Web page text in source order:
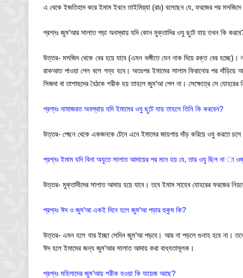
এ থেকে ইজতিহাদ করে ইমাম ইবনে তাইমিয়্যা (রাঃ) বলেছেন যে, ফরজের পর
প্রশ্নঃ জুম’আর সালাত পড়া অবস্থায় যদি কোন মুক্তাদির ওযু ছুটে যায় তখন কি
উত্তর- মসজিদ থেকে বের হয়ে যাবে (এমন ভঙ্গীতে যেন নাক দিয়ে রক্ত বের
রাকআত পাওয়া গেল বলে গন্য হবে। অতঃপর ইমামের সালাম ফিরানোর পর
সিজদা বা তাশাহুদের বৈঠকে শরীক হয় তাহলে জুম’আ পেল না। সেক্ষেত্রে সে
প্রশ্নঃ নামাজরত অবস্থায় যদি ইমামের ওযু ছুটে যায় তাহলে তিনি কি করবেন?
উত্তর- পেছন থেকে একজনকে টেনে এনে ইমামের জায়গায় দাঁড় করিয়ে ওযু করতে চলে
প্রশ্নঃ ইমাম যদি বিনা অযুতে সালাত আদায়ের পর মনে হয় যে, তার ওযু ছিল না া
উত্তর- মুক্তাদীদের সালাত আদায় হয়ে যাবে। তবে ইমাম সাহেব যোহরের ফরজের
প্রশ্নঃ ঈদ ও জুম’আ একই দিনে হলে জুম’আ পড়ার হুকুম কি?
উত্তর- এমন হলে যার ইচ্ছা সেদিন জুম’আ পড়বে। আর না পড়লে গুনাহ হবে না।
ঈদ হলে ইমামের জন্য জুম’আর সালাত আদায় করা বাধ্যতামূলক।
প্রশ্নঃ মহিলাদের জুম’আয় শরীক হওয়া কি যায়েজ আছে?